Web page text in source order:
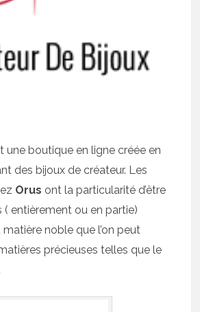
une boutique en ligne créée en
des bijoux de créateur. Les
Orus ont la particularité d’être
entièrement ou en partie)
matière noble que l’on peut
précieuses telles que le